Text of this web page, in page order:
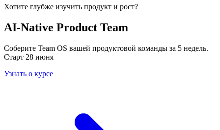
Хотите глубже изучить продукт и рост?
AI-Native Product Team
Соберите Team OS вашей продуктовой команды за 5 недель.
Старт 28 июня
Узнать о курсе